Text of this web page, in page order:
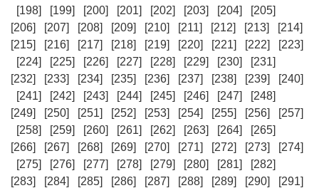
[198]
[199] [200] [201] [202] [203] [204]
[205]
[206]
[207] [208] [209] [210] [211] [212] [213]
[214]
[215]
[216] [217] [218] [219] [220] [221] [222]
[223]
[224]
[225] [226] [227] [228] [229] [230]
[231]
[232]
[233] [234] [235] [236] [237] [238] [239]
[240]
[241]
[242] [243] [244] [245] [246] [247]
[248]
[249]
[250] [251] [252] [253] [254] [255] [256]
[257]
[258]
[259] [260] [261] [262] [263] [264]
[265]
[266]
[267] [268] [269] [270] [271] [272] [273]
[274]
[275]
[276] [277] [278] [279] [280] [281]
[282]
[283]
[284] [285] [286] [287] [288] [289] [290]
[291]